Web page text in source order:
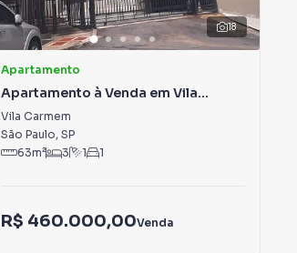
18
Apartamento
Apartamento à Venda em Vila
Carmem
Vila Carmem
São Paulo, SP
63m² 3 1 1
R$ 460.000,00Venda